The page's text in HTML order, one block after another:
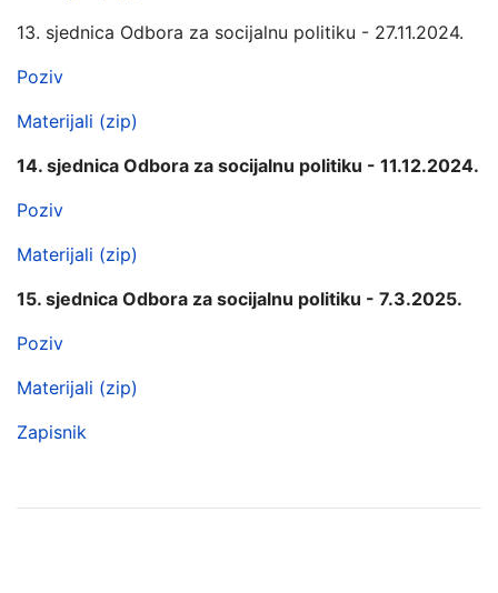
13. sjednica Odbora za socijalnu politiku - 27.11.2024.
Poziv
Materijali (zip)
14. sjednica Odbora za socijalnu politiku - 11.12.2024.
Poziv
Materijali (zip)
15. sjednica Odbora za socijalnu politiku - 7.3.2025.
Poziv
Materijali (zip)
Zapisnik